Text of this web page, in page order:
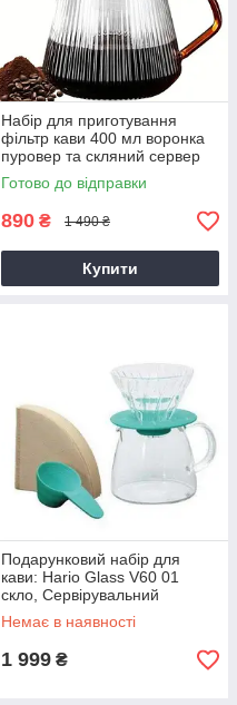
Набір для приготування
фільтр кави 400 мл воронка
пуровер та скляний сервер
заварник
Готово до відправки
890 ₴ 1 490 ₴
Купити
Подарунковий набір для
кави: Hario Glass V60 01
скло, Сервірувальний
заварник,Фільтри
Немає в наявності
1 999 ₴